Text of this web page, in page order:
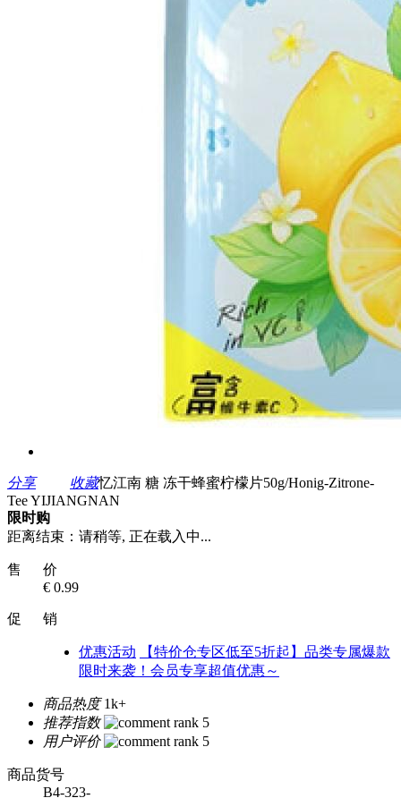
分享 收藏忆江南 糖 冻干蜂蜜柠檬片50g/Honig-Zitrone-
Tee YIJIANGNAN
限时购
距离结束： 请稍等, 正在载入中...
售 价
€ 0.99
促 销
优惠活动
【特价仓专区低至5折起】品类专属爆款
限时来袭！会员专享超值优惠～
商品热度 1k+
推荐指数
用户评价
商品货号
B4-323-